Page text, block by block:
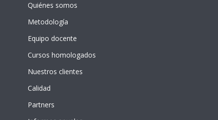
Quiénes somos
Metodología
Equipo docente
Cursos homologados
Nuestros clientes
Calidad
Partners